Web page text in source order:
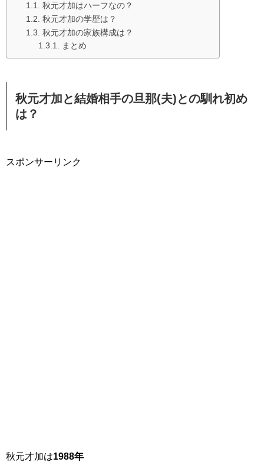
秋元才加はハーフなの？
秋元才加の学歴は？
秋元才加の家族構成は？
まとめ
秋元才加と結婚相手の旦那(夫)との馴れ初め
は？
スポンサーリンク
秋元才加は1988年